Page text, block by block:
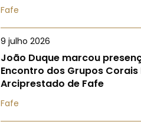
Fafe
9 julho 2026
João Duque marcou
Encontro dos Grupos
Arciprestado de Fafe
Fafe